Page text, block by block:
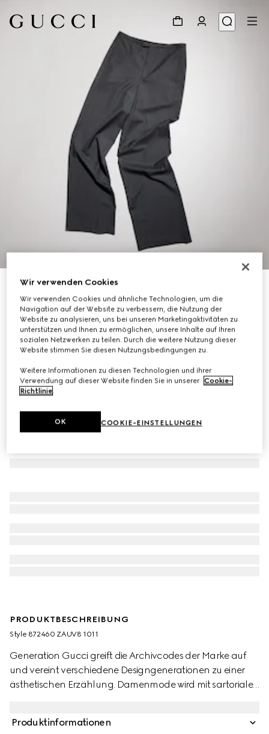
Hose aus Wolle mit Nadelstreifen
€ 890
Variantendunkelgrau
PRODUKTBESCHREIBUNG
Style ‎872460 ZAUV8 1011
Generation Gucci greift die Archivcodes der Marke auf
und vereint verschiedene Designgenerationen zu einer
ästhetischen Erzählung. Damenmode wird mit sartorialen
perfekt für jeden Tag. Diese Oversize-Fit-Hosen sind aus
Produktinformationen
Wir verwenden Cookies
Wir verwenden Cookies und ähnliche Technologien, um die
Navigation auf der Website zu verbessern, die Nutzung der
Website zu analysieren, uns bei unseren Marketingaktivitäten zu
unterstützen und Ihnen zu ermöglichen, unsere Inhalte auf Ihren
sozialen Netzwerken zu teilen. Durch die weitere Nutzung dieser
Website stimmen Sie diesen Nutzungsbedingungen zu.
Weitere Informationen zu diesen Technologien und ihrer
Verwendung auf dieser Website finden Sie in unserer Cookie-
Richtlinie.
COOKIE-EINSTELLUNGEN
OK